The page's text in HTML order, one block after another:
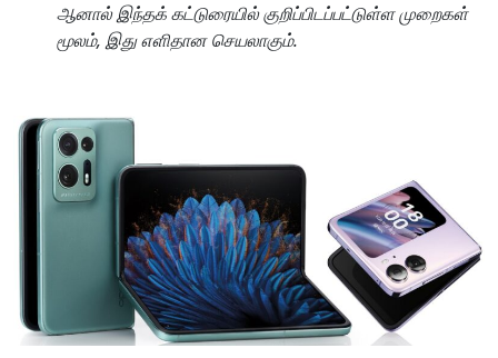
ஆனால் இந்தக் கட்டுரையில் குறிப்பிடப்பட்டுள்ள முறைகள்
மூலம், இது எளிதான செயலாகும்.